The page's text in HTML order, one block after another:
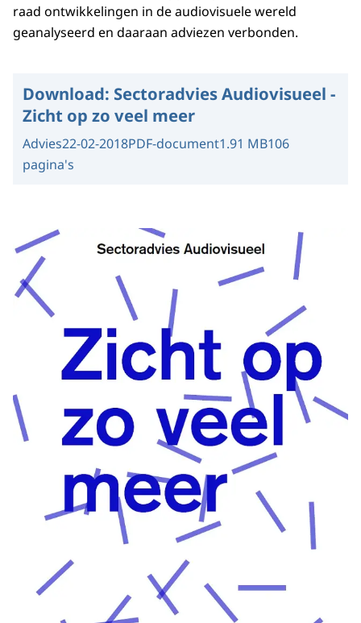
raad ontwikkelingen in de audiovisuele wereld
geanalyseerd en daaraan adviezen verbonden.
Download: Sectoradvies Audiovisueel -
Zicht op zo veel meer
Advies22-02-2018PDF-document1.91 MB106
pagina's